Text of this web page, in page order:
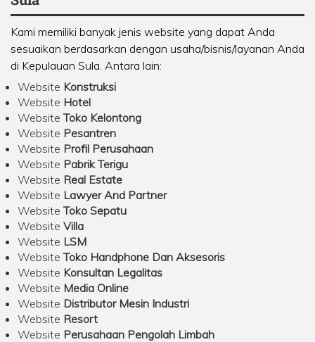
Kami memiliki banyak jenis website yang dapat Anda
sesuaikan berdasarkan dengan usaha/bisnis/layanan Anda
di Kepulauan Sula. Antara lain:
Website Konstruksi
Website Hotel
WebsiteToko Kelontong
Website Pesantren
Website Profil Perusahaan
Website Pabrik Terigu
Website Real Estate
Website Lawyer And Partner
WebsiteToko Sepatu
Website Villa
Website LSM
WebsiteToko Handphone Dan Aksesoris
Website Konsultan Legalitas
Website Media Online
Website Distributor Mesin Industri
Website Resort
Website Perusahaan Pengolah Limbah